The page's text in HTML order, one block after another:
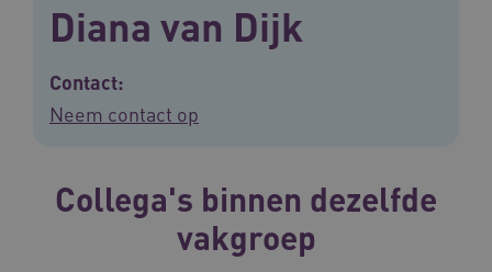
Diana van Dijk
Contact:
Neem contact op
Collega's binnen dezelfde
vakgroep